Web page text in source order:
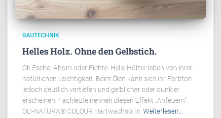
BAUTECHNIK
Helles Holz. Ohne den Gelbstich.
Ob Esche, Ahorn oder Fichte: Helle Hölzer leben von ihrer
natürlichen Leichtigkeit. Beim Ölen kann sich ihr Farbton
jedoch deutlich vertiefen und gelblicher oder dunkler
erscheinen. Fachleute nennen diesen Effekt „Anfeuern“.
OLI-NATURA® COLOUR Hartwachsöl in Weiterlesen…